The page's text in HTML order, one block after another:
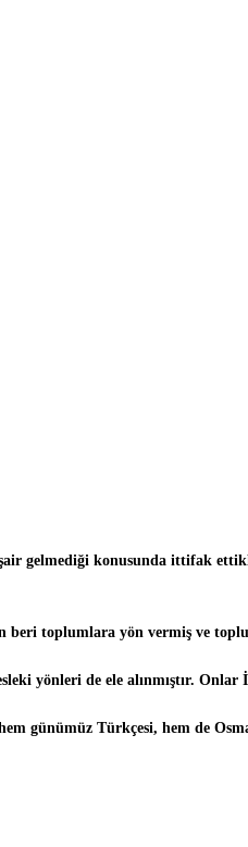
gelmediği konusunda ittifak
beri toplumlara yön vermiş ve
yönleri de ele alınmıştır.
günümüz Türkçesi, hem de